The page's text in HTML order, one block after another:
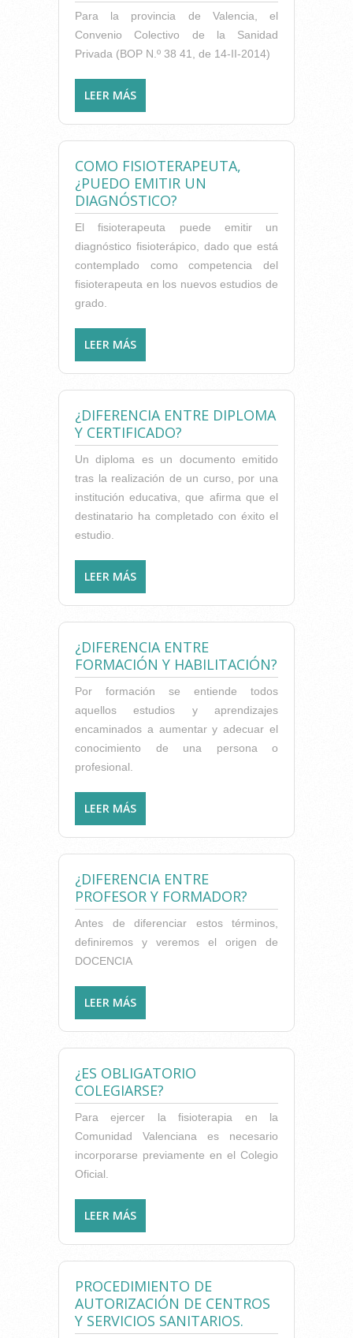
Para la provincia de Valencia, el
Convenio Colectivo de la Sanidad
Privada (BOP N.º 38 41, de 14-II-2014)
LEER MÁS
COLECTIVO ME PUEDO
COMO FISIOTERAPEUTA,
¿PUEDO EMITIR UN
DIAGNÓSTICO?
El fisioterapeuta puede emitir un
diagnóstico fisioterápico, dado que está
contemplado como competencia del
fisioterapeuta en los nuevos estudios de
grado.
LEER MÁS
FISIOTERAPEUTA, ¿PUEDO
¿DIFERENCIA ENTRE DIPLOMA
Y CERTIFICADO?
Un diploma es un documento emitido
tras la realización de un curso, por una
institución educativa, que afirma que el
destinatario ha completado con éxito el
estudio.
LEER MÁS
DIPLOMA Y CERTIFICADO?
¿DIFERENCIA ENTRE
FORMACIÓN Y HABILITACIÓN?
Por formación se entiende todos
aquellos estudios y aprendizajes
encaminados a aumentar y adecuar el
conocimiento de una persona o
profesional.
LEER MÁS
FORMACIÓN Y
¿DIFERENCIA ENTRE
PROFESOR Y FORMADOR?
Antes de diferenciar estos términos,
definiremos y veremos el origen de
DOCENCIA
LEER MÁS
PROFESOR Y FORMADOR?
¿ES OBLIGATORIO
COLEGIARSE?
Para ejercer la fisioterapia en la
Comunidad Valenciana es necesario
incorporarse previamente en el Colegio
Oficial.
LEER MÁS
COLEGIARSE?
PROCEDIMIENTO DE
AUTORIZACIÓN DE CENTROS
Y SERVICIOS SANITARIOS.